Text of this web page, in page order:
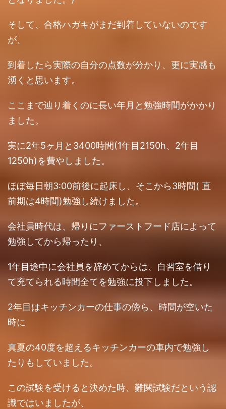
そして、合格ハガキがまだ到着していないのです
が、
到着したら実際の自分の点数が分かり、更に実感も
湧くと思います。
ここまで辿り着くのに長い年月と勉強時間がかかり
ました。
実に2年5ヶ月と3400時間(1年目2150h、2年目
1250h)を費やしました。
ほぼ毎日朝3:00前後に起床し、そこから3時間( 直
前期は4時間)勉強し続けました。
会社員時代は、帰りにファーストフード店によって
勉強してから帰ったり、
1年目途中に会社員を辞めてからは、自習室を借り
て充てられる時間全てを勉強に投下しました。
2年目はキッチンカーの仕事の傍ら、時間が空いた
時に
真夏の40度を超えるキッチンカーの車内で勉強し
たりもしていました。
この試験を受けると決めた時、難関試験だという認
識ではいましたが、